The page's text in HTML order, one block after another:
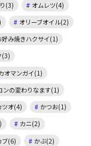
(3)
オムレツ(4)
オリーブオイル(2)
好み焼きハクサイ(1)
(3)
オマンガイ(1)
ンの変わりなます(1)
ツオ(4)
かつお(1)
カニ(2)
ブ(6)
かぶ(2)